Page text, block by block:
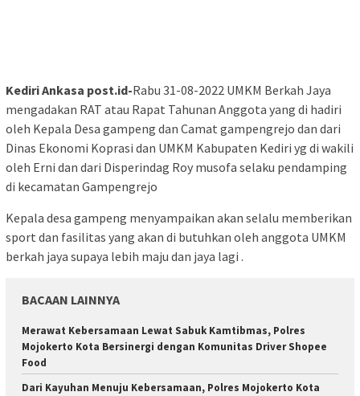
Kediri Ankasa post.id-Rabu 31-08-2022 UMKM Berkah Jaya
mengadakan RAT atau Rapat Tahunan Anggota yang di hadiri
oleh Kepala Desa gampeng dan Camat gampengrejo dan dari
Dinas Ekonomi Koprasi dan UMKM Kabupaten Kediri yg di wakili
oleh Erni dan dari Disperindag Roy musofa selaku pendamping
di kecamatan Gampengrejo
Kepala desa gampeng menyampaikan akan selalu memberikan
sport dan fasilitas yang akan di butuhkan oleh anggota UMKM
berkah jaya supaya lebih maju dan jaya lagi .
BACAAN LAINNYA
Merawat Kebersamaan Lewat Sabuk Kamtibmas, Polres
Mojokerto Kota Bersinergi dengan Komunitas Driver Shopee
Food
Dari Kayuhan Menuju Kebersamaan, Polres Mojokerto Kota